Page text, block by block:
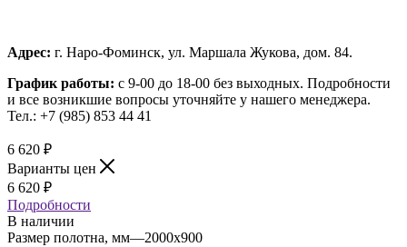
Адрес: г. Наро-Фоминск, ул. Маршала Жукова, дом. 84.
График работы: с 9-00 до 18-00 без выходных. Подробности
и все возникшие вопросы уточняйте у нашего менеджера.
Тел.: +7 (985) 853 44 41
6 620 ₽
Варианты цен
6 620 ₽
Подробности
В наличии
Размер полотна, мм—2000x900